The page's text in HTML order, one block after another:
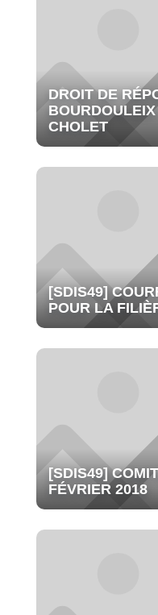
DROIT DE
CHOLET
[SDIS49]
POUR LA
[SDIS49]
FÉVRIER 2018